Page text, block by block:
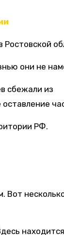
Ростовской
они не
сбежали из
РФ.
Вот